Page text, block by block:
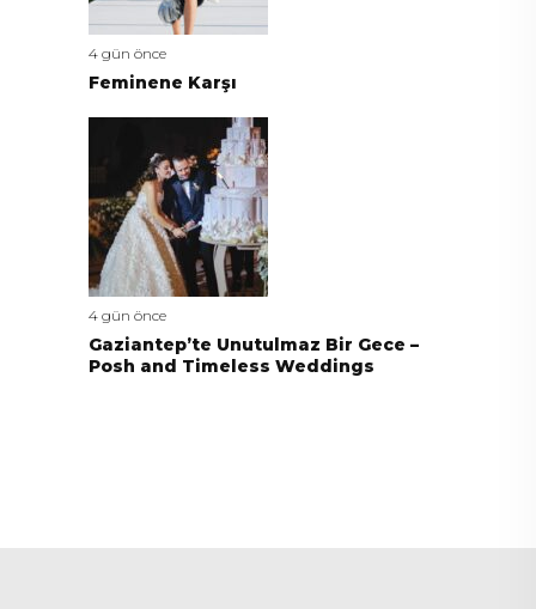
4 gün önce
Feminene Karşı
4 gün önce
Gaziantep’te Unutulmaz Bir Gece –
Posh and Timeless Weddings